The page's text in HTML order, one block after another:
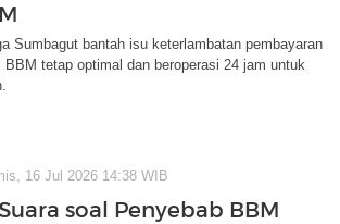
Sumbagut bantah isu keterlambatan pembayaran
BBM tetap optimal dan beroperasi 24 jam untuk
16 Jul 2026 14:38 WIB
soal Penyebab BBM